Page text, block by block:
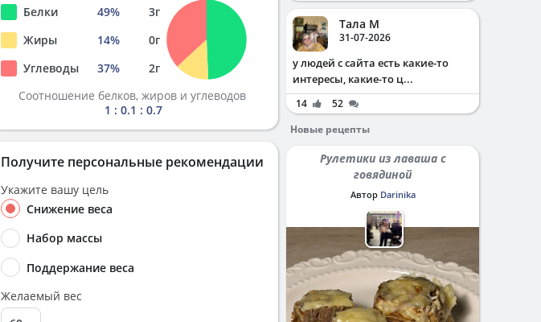
Белки 49% 3г
Жиры
14% 0г
Углеводы
37% 2г
Соотношение белков, жиров и углеводов
1 : 0.1 : 0.7
Получите персональные рекомендации
Укажите вашу цель
Снижение веса
Набор массы
Поддержание веса
Желаемый вес
Тала М
31-07-2026
у людей с сайта есть какие-то
интересы, какие-то ц...
14
52
Новые рецепты
Рулетики из лаваша с
говядиной
Автор Darinika